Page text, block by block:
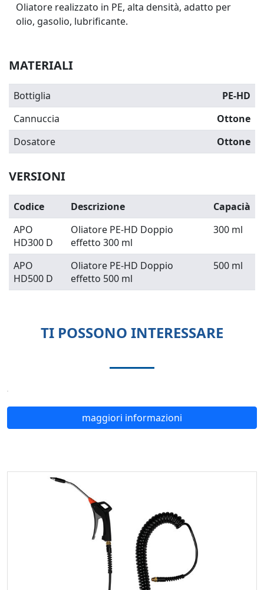
Oliatore realizzato in PE, alta densità, adatto per
olio, gasolio, lubrificante.
MATERIALI
Bottiglia
PE-HD
Cannuccia
Ottone
Dosatore
Ottone
VERSIONI
Codice Descrizione
Capacià
APO
HD300 D
Oliatore PE-HD Doppio
effetto 300 ml
300 ml
APO
HD500 D
Oliatore PE-HD Doppio
effetto 500 ml
500 ml
TI POSSONO INTERESSARE
maggiori informazioni